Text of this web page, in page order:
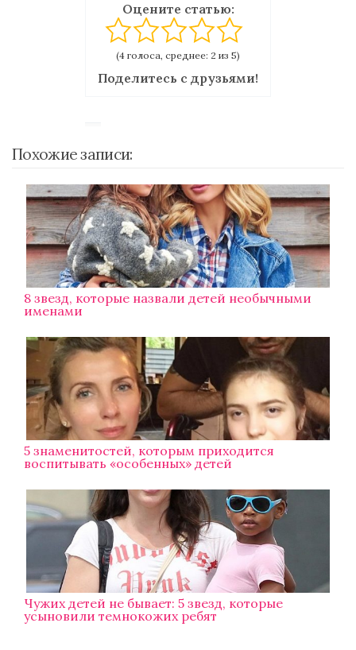
Оцените статью:
(4 голоса, среднее: 2 из 5)
Поделитесь с друзьями!
Похожие записи:
8 звезд, которые назвали детей необычными
именами
5 знаменитостей, которым приходится
воспитывать «особенных» детей
Чужих детей не бывает: 5 звезд, которые
усыновили темнокожих ребят